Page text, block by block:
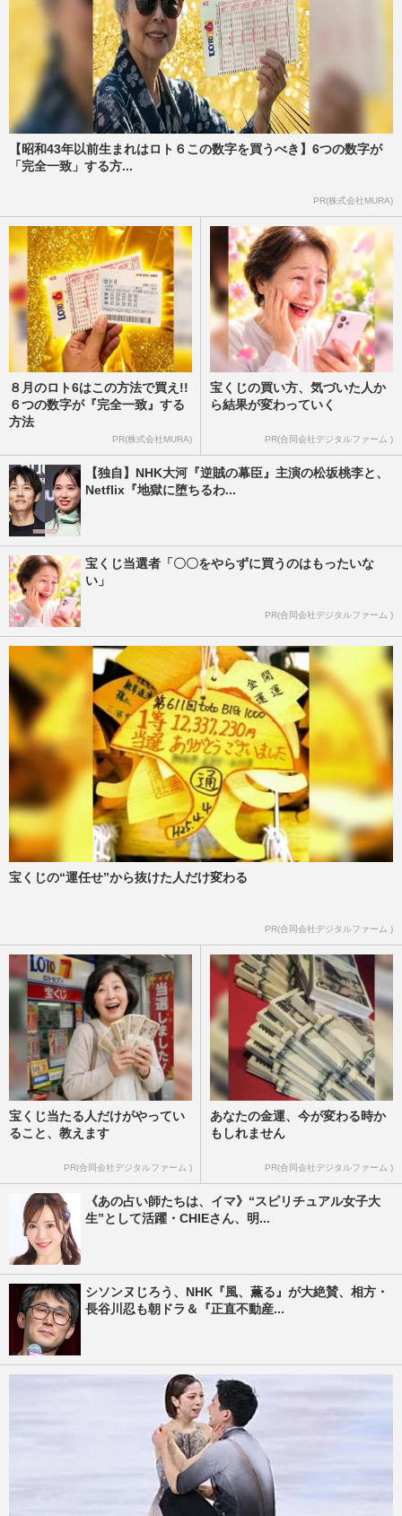
【昭和43年以前生まれはロト６この数字を買うべき】6つの数字が
「完全一致」する方...
PR(株式会社MURA)
８月のロト6はこの方法で買え!!
６つの数字が『完全一致』する
方法
PR(株式会社MURA)
宝くじの買い方、気づいた人か
ら結果が変わっていく
PR(合同会社デジタルファーム )
【独自】NHK大河『逆賊の幕臣』主演の松坂桃李と、
Netflix『地獄に堕ちるわ...
宝くじ当選者「〇〇をやらずに買うのはもったいな
い」
PR(合同会社デジタルファーム )
宝くじの“運任せ”から抜けた人だけ変わる
PR(合同会社デジタルファーム )
宝くじ当たる人だけがやってい
ること、教えます
PR(合同会社デジタルファーム )
あなたの金運、今が変わる時か
もしれません
PR(合同会社デジタルファーム )
《あの占い師たちは、イマ》“スピリチュアル女子大
生”として活躍・CHIEさん、明...
シソンヌじろう、NHK『風、薫る』が大絶賛、相方・
長谷川忍も朝ドラ＆『正直不動産...